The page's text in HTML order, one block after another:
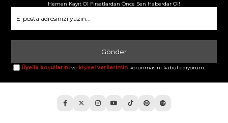
Hemen Kayıt Ol Fırsatlardan Önce Sen Haberdar Ol!
Gönder
Üyelik koşullarını ve kişisel verilerimin korunmasını kabul ediyorum.